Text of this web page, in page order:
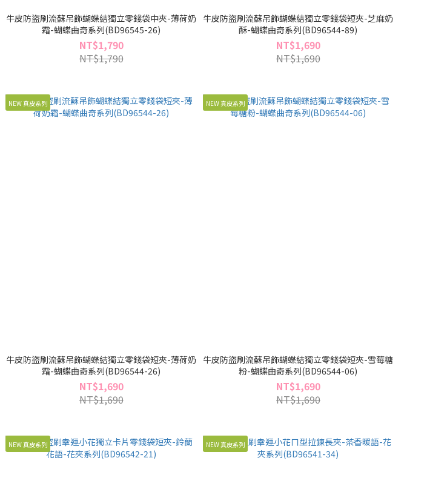
牛皮防盜刷流蘇吊飾蝴蝶結獨立零錢袋中夾-薄荷奶
霜-蝴蝶曲奇系列(BD96545-26)
NT$1,790
NT$1,790
牛皮防盜刷流蘇吊飾蝴蝶結獨立零錢袋短夾-芝麻奶
酥-蝴蝶曲奇系列(BD96544-89)
NT$1,690
NT$1,690
NEW 真皮系列
牛皮防盜刷流蘇吊飾蝴蝶結獨立零錢袋短夾-薄荷奶
霜-蝴蝶曲奇系列(BD96544-26)
NT$1,690
NT$1,690
NEW 真皮系列
牛皮防盜刷流蘇吊飾蝴蝶結獨立零錢袋短夾-雪莓糖
粉-蝴蝶曲奇系列(BD96544-06)
NT$1,690
NT$1,690
NEW 真皮系列 NEW 真皮系列